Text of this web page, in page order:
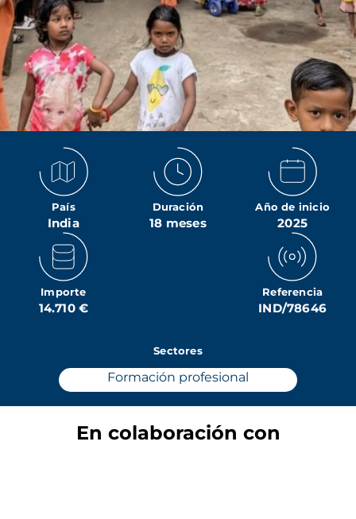
País
India
Duración
18 meses
Año de inicio
2025
Importe
14.710 €
Referencia
IND/78646
Sectores
Formación profesional
En colaboración con